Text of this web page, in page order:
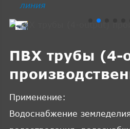
линия
ПВХ трубы (4-
Применение:
Водоснабжение